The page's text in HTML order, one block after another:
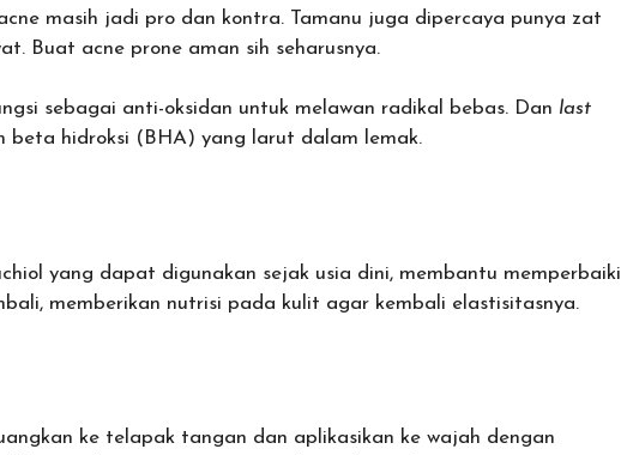
masih jadi pro dan kontra. Tamanu juga dipercaya punya zat
Buat acne prone aman sih seharusnya.
sebagai anti-oksidan untuk melawan radikal bebas. Dan last
beta hidroksi (BHA) yang larut dalam lemak.
yang dapat digunakan sejak usia dini, membantu memperbaiki
memberikan nutrisi pada kulit agar kembali elastisitasnya.
ke telapak tangan dan aplikasikan ke wajah dengan